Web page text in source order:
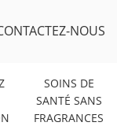
NOUS
SOINS DE
SANTÉ SANS
FRAGRANCES